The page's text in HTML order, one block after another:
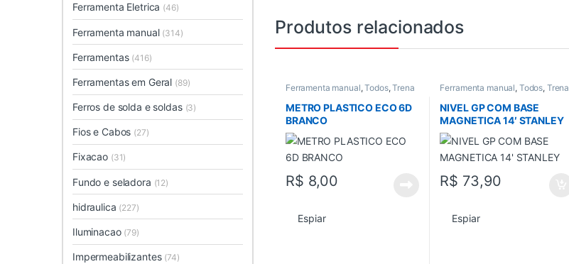
Produtos relacionados
Ferramenta manual,Todos,Trena
METRO PLASTICO ECO 6D
BRANCO
R$ 8,00
Espiar
Ferramenta manual, Todos, Trena
NIVEL GP COM BASE
MAGNETICA 14′ STANLEY
R$ 73,90
Espiar
Ferramenta Eletrica (46)
Ferramenta manual (314)
Ferramentas (416)
Ferramentas em Geral (89)
Ferros de solda e soldas (3)
Fios e Cabos (27)
Fixacao (31)
Fundo e seladora (12)
hidraulica (227)
Iluminacao (79)
Impermeabilizantes (74)